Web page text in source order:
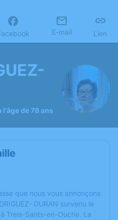
E-mail Lien
de 78 ans
que nous vous annonçons
DURAN survenu le
Treis-Sants-en-Ouche. La